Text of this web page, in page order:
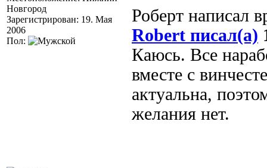
Новгород
Зарегистрирован: 19. Мая
2006
Пол:
Роберт написал
Robert писал(а)
Каюсь. Все
вместе с
актуальна,
желания нет.